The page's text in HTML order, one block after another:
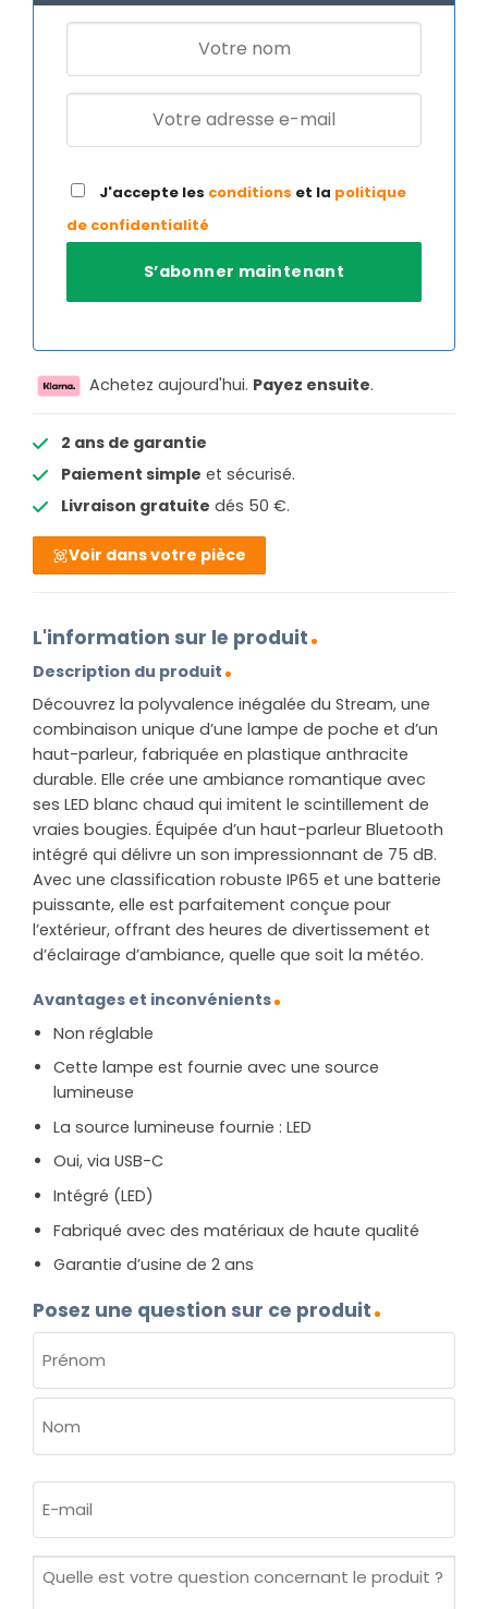
J'accepte les conditions et la politique
de confidentialité
Achetez aujourd'hui. Payez ensuite.
2 ans de garantie
Paiement simple et sécurisé.
Livraison gratuite dés 50 €.
Voir dans votre pièce
L'information sur le produit
Description du produit
Découvrez la polyvalence inégalée du Stream, une
combinaison unique d’une lampe de poche et d’un
haut-parleur, fabriquée en plastique anthracite
durable. Elle crée une ambiance romantique avec
ses LED blanc chaud qui imitent le scintillement de
vraies bougies. Équipée d’un haut-parleur Bluetooth
intégré qui délivre un son impressionnant de 75 dB.
Avec une classification robuste IP65 et une batterie
puissante, elle est parfaitement conçue pour
l’extérieur, offrant des heures de divertissement et
d’éclairage d’ambiance, quelle que soit la météo.
Avantages et inconvénients
Non réglable
Cette lampe est fournie avec une source
lumineuse
La source lumineuse fournie : LED
Oui, via USB-C
Intégré (LED)
Fabriqué avec des matériaux de haute qualité
Garantie d’usine de 2 ans
Posez une question sur ce produit
(NÉCESSAIRE)
Prénom
mail
Quelle